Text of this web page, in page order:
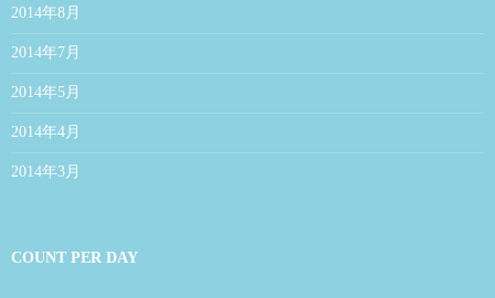
2014年8月
2014年7月
2014年5月
2014年4月
2014年3月
COUNT PER DAY